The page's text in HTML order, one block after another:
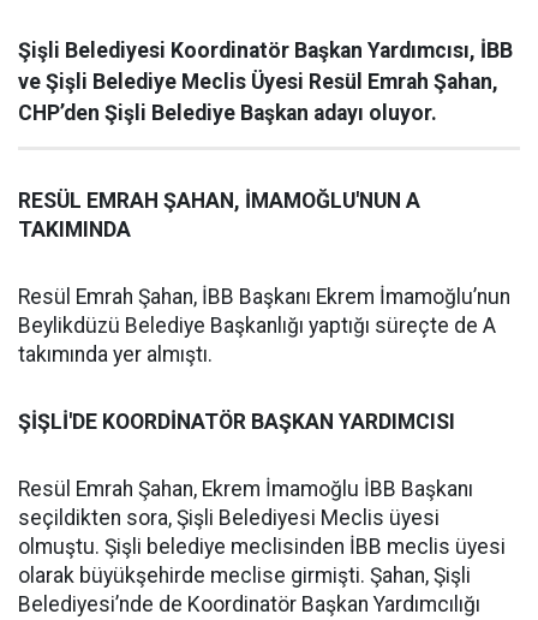
Şişli Belediyesi Koordinatör Başkan Yardımcısı, İBB
ve Şişli Belediye Meclis Üyesi Resül Emrah Şahan,
CHP’den Şişli Belediye Başkan adayı oluyor.
RESÜL EMRAH ŞAHAN, İMAMOĞLU'NUN A
TAKIMINDA
Resül Emrah Şahan, İBB Başkanı Ekrem İmamoğlu’nun
Beylikdüzü Belediye Başkanlığı yaptığı süreçte de A
takımında yer almıştı.
ŞİŞLİ'DE KOORDİNATÖR BAŞKAN YARDIMCISI
Resül Emrah Şahan, Ekrem İmamoğlu İBB Başkanı
seçildikten sora, Şişli Belediyesi Meclis üyesi
olmuştu. Şişli belediye meclisinden İBB meclis üyesi
olarak büyükşehirde meclise girmişti. Şahan, Şişli
Belediyesi’nde de Koordinatör Başkan Yardımcılığı